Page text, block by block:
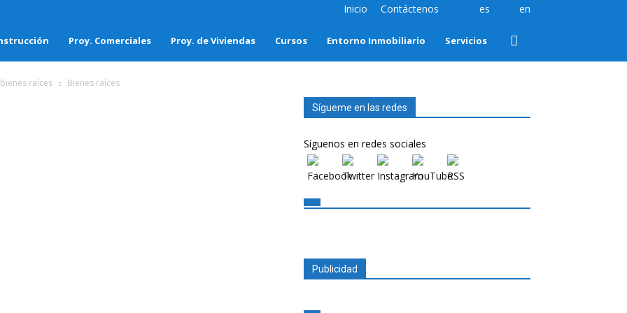
Inicio Contáctenos es en
Proy. Comerciales Proy. de Viviendas Cursos Entorno Inmobiliario Servicios
raíces Bienes raíces
Sígueme en las redes
Síguenos en redes sociales
Publicidad